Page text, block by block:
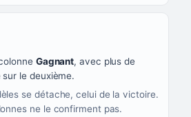
couleur bleu roi
Gagnant, avec plus de
le deuxième.
se détache, celui de la victoire.
ne le confirment pas.